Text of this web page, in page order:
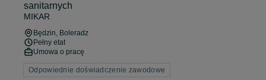
sanitarnych
MIKAR
Będzin, Boleradz
Pełny etat
Umowa o pracę
Odpowiednie doświadczenie zawodowe